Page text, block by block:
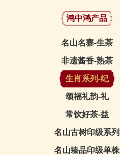
鸿中鸿产品
名山名寨-生茶
非遗酱香-熟茶
生肖系列-纪
颂福礼韵-礼
常饮好茶-益
名山古树印级系列
名山臻品印级单株